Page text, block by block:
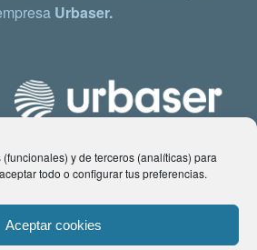
y de terceros (analíticas) para
todo o configurar tus preferencias.
Aceptar cookies
Urbaser.